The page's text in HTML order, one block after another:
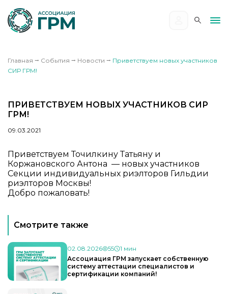
Главная ⭢ События ⭢ Новости ⭢ Приветствуем новых участников
СИР ГРМ!
ПРИВЕТСТВУЕМ НОВЫХ УЧАСТНИКОВ СИР
ГРМ!
09.03.2021
Приветствуем Точилкину Татьяну и
Коржановского Антона — новых участников
Секции индивидуальных риэлторов Гильдии
риэлторов Москвы!
Добро пожаловать!
Смотрите также
02.08.2026 55
1 мин
Ассоциация ГРМ запускает собственную
систему аттестации специалистов и
сертификации компаний!